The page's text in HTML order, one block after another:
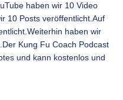
haben wir 10 Video
10 Posts veröffentlicht.Auf
haben wir
Kung Fu Coach Podcast
und kann kostenlos und